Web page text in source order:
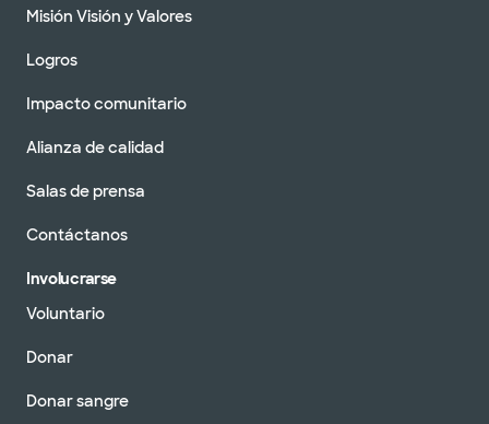
Misión Visión y Valores
Logros
Impacto comunitario
Alianza de calidad
Salas de prensa
Contáctanos
Involucrarse
Voluntario
Donar
Donar sangre